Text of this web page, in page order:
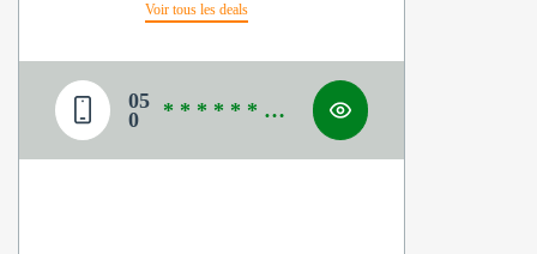
Voir tous les deals
05
0
* * * * * * * *